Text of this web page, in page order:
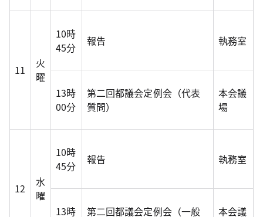
11
火
曜
10時
45分
報告 執務室
13時
00分
第二回都議会定例会（代表
質問）
本会議
場
12
水
曜
10時
45分
報告 執務室
13時
第二回都議会定例会（一般
本会議